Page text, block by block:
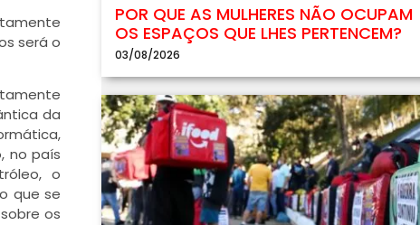
será o
da
no país
o
que se
os
POR QUE AS MULHERES NÃO OCUPAM
OS ESPAÇOS QUE LHES PERTENCEM?
03/08/2026